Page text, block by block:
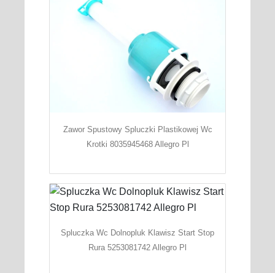
Zawor Spustowy Spluczki Plastikowej Wc
Krotki 8035945468 Allegro Pl
Spluczka Wc Dolnopluk Klawisz Start Stop
Rura 5253081742 Allegro Pl